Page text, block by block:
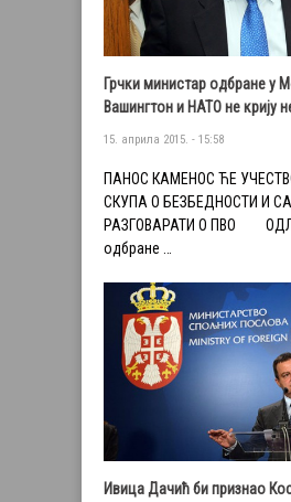
Грчки министар одбране у
Вашингтон и НАТО не крију
15. априла 2015. - 15:58
ПАНОС КАМЕНОС ЋЕ
СКУПА О БЕЗБЕДНОСТИ И
РАЗГОВАРАТИ О ПВО
одбране …
Ивица Дачић би признао